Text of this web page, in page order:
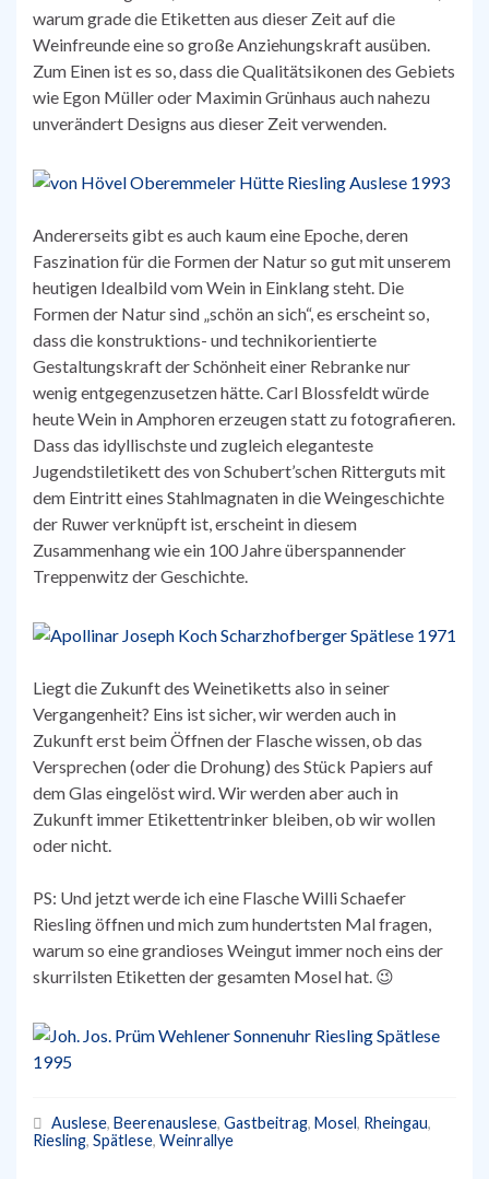
warum grade die Etiketten aus dieser Zeit auf die
Weinfreunde eine so große Anziehungskraft ausüben.
Zum Einen ist es so, dass die Qualitätsikonen des Gebiets
wie Egon Müller oder Maximin Grünhaus auch nahezu
unverändert Designs aus dieser Zeit verwenden.
Andererseits gibt es auch kaum eine Epoche, deren
Faszination für die Formen der Natur so gut mit unserem
heutigen Idealbild vom Wein in Einklang steht. Die
Formen der Natur sind „schön an sich“, es erscheint so,
dass die konstruktions- und technikorientierte
Gestaltungskraft der Schönheit einer Rebranke nur
wenig entgegenzusetzen hätte. Carl Blossfeldt würde
heute Wein in Amphoren erzeugen statt zu fotografieren.
Dass das idyllischste und zugleich eleganteste
Jugendstiletikett des von Schubert’schen Ritterguts mit
dem Eintritt eines Stahlmagnaten in die Weingeschichte
der Ruwer verknüpft ist, erscheint in diesem
Zusammenhang wie ein 100 Jahre überspannender
Treppenwitz der Geschichte.
Liegt die Zukunft des Weinetiketts also in seiner
Vergangenheit? Eins ist sicher, wir werden auch in
Zukunft erst beim Öffnen der Flasche wissen, ob das
Versprechen (oder die Drohung) des Stück Papiers auf
dem Glas eingelöst wird. Wir werden aber auch in
Zukunft immer Etikettentrinker bleiben, ob wir wollen
oder nicht.
PS: Und jetzt werde ich eine Flasche Willi Schaefer
Riesling öffnen und mich zum hundertsten Mal fragen,
warum so eine grandioses Weingut immer noch eins der
skurrilsten Etiketten der gesamten Mosel hat. 😉
Auslese, Beerenauslese, Gastbeitrag, Mosel, Rheingau,
Riesling, Spätlese, Weinrallye